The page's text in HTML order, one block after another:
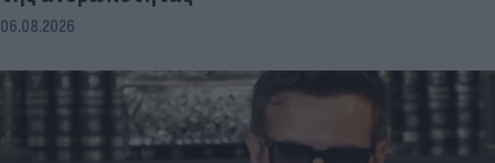
06.08.2026